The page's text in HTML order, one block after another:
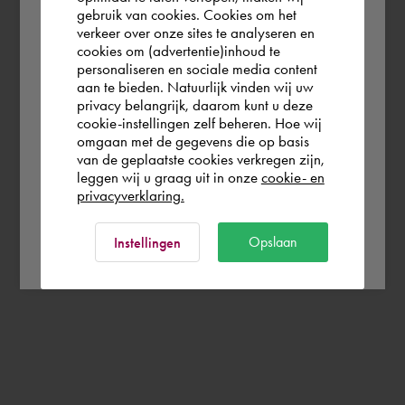
the world. Please confirm in which country
you wish to shop.
France
Rest of the world
gebruik van cookies. Cookies om het
verkeer over onze sites te analyseren en
cookies om (advertentie)inhoud te
personaliseren en sociale media content
aan te bieden. Natuurlijk vinden wij uw
privacy belangrijk, daarom kunt u deze
cookie-instellingen zelf beheren. Hoe wij
omgaan met de gegevens die op basis
van de geplaatste cookies verkregen zijn,
leggen wij u graag uit in onze cookie- en
privacyverklaring.
Instellingen Opslaan